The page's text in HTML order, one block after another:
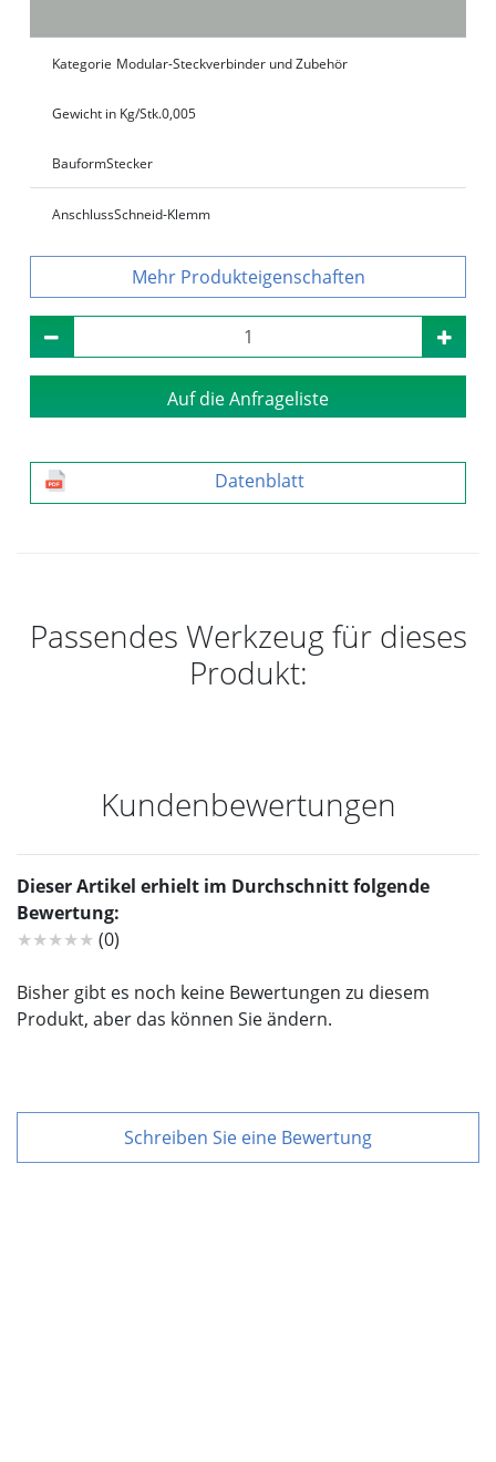
Kategorie Modular-Steckverbinder und Zubehör
Gewicht in Kg/Stk.0,005
BauformStecker
AnschlussSchneid‑Klemm
Produkteigenschaften
Auf die Anfrageliste
Datenblatt
Passendes Werkzeug für dieses
Produkt:
Kundenbewertungen
Dieser Artikel erhielt im Durchschnitt folgende
Bewertung:
★★★★★ (0)
Bisher gibt es noch keine Bewertungen zu diesem
Produkt, aber das können Sie ändern.
Schreiben Sie eine Bewertung